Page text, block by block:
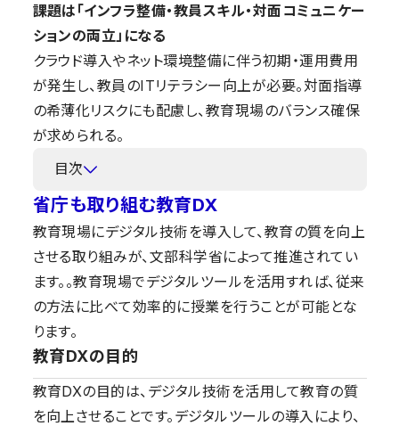
課題は「インフラ整備・教員スキル・対面コミュニケー
ションの両立」になる
クラウド導入やネット環境整備に伴う初期・運用費用
が発生し、教員のITリテラシー向上が必要。対面指導
の希薄化リスクにも配慮し、教育現場のバランス確保
が求められる。
目次
省庁も取り組む教育DX
教育現場にデジタル技術を導入して、教育の質を向上
させる取り組みが、文部科学省によって推進されてい
ます。。教育現場でデジタルツールを活用すれば、従来
の方法に比べて効率的に授業を行うことが可能とな
ります。
教育DXの目的
教育DXの目的は、デジタル技術を活用して教育の質
を向上させることです。デジタルツールの導入により、